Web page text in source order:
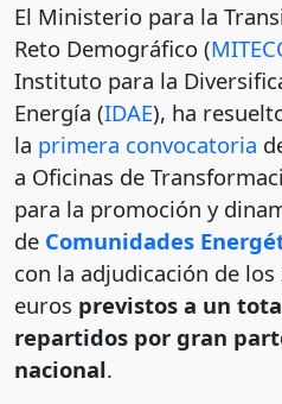
El Ministerio para la
Reto Demográfico (
Instituto para la
Energía (IDAE), ha
la primera convocatoria
a Oficinas de
para la promoción y
de Comunidades
con la adjudicación de
euros previstos a un
repartidos por gran
nacional.